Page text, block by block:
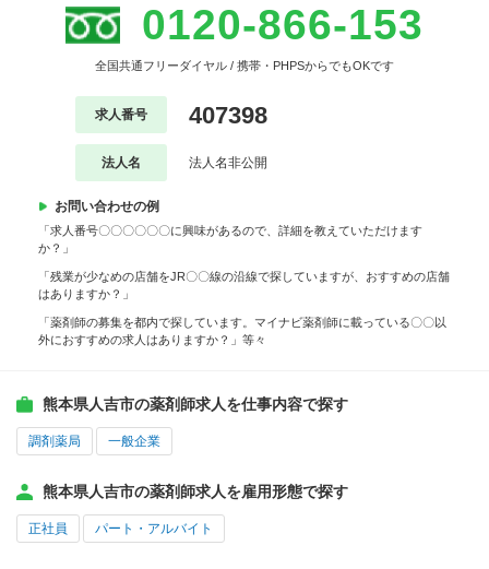
0120-866-153
全国共通フリーダイヤル / 携帯・PHPSからでもOKです
求人番号 407398
法人名 法人名非公開
お問い合わせの例
「求人番号〇〇〇〇〇〇に興味があるので、詳細を教えていただけます
か？」
「残業が少なめの店舗をJR〇〇線の沿線で探していますが、おすすめの店舗
はありますか？」
「薬剤師の募集を都内で探しています。マイナビ薬剤師に載っている〇〇以
外におすすめの求人はありますか？」等々
熊本県人吉市の薬剤師求人を仕事内容で探す
調剤薬局 一般企業
熊本県人吉市の薬剤師求人を雇用形態で探す
正社員 パート・アルバイト